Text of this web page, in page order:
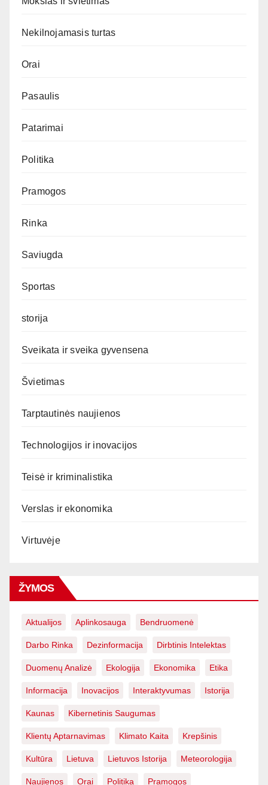
Nekilnojamasis turtas
Orai
Pasaulis
Patarimai
Politika
Pramogos
Rinka
Saviugda
Sportas
storija
Sveikata ir sveika gyvensena
Švietimas
Tarptautinės naujienos
Technologijos ir inovacijos
Teisė ir kriminalistika
Verslas ir ekonomika
Virtuvėje
ŽYMOS
Aktualijos Aplinkosauga Bendruomenė
Darbo Rinka Dezinformacija Dirbtinis Intelektas
Duomenų Analizė Ekologija Ekonomika Etika
Informacija Inovacijos Interaktyvumas Istorija
Kaunas Kibernetinis Saugumas
Klientų Aptarnavimas Klimato Kaita Krepšinis
Kultūra Lietuva Lietuvos Istorija Meteorologija
Naujienos Orai Politika Pramogos